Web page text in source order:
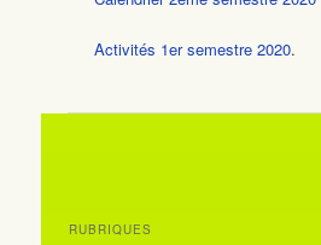
Activités 1er semestre 2020.
RUBRIQUES